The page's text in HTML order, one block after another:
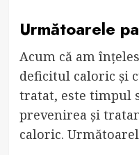
Următoarele
Acum că am
deficitul caloric și
tratat, este timpul
prevenirea și
caloric.